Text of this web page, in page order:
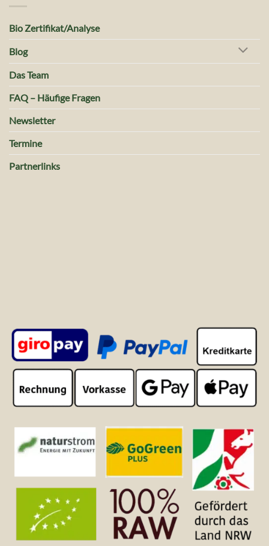
Bio Zertifikat/Analyse
Blog
Das Team
FAQ – Häufige Fragen
Newsletter
Termine
Partnerlinks